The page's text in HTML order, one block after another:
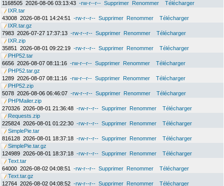
1168505 2026-08-06 03:13:43 -rw-r--r-- Supprimer Renommer
Télécharger
IXR.tar
43008 2026-08-01 14:24:51 -rw-r--r-- Supprimer Renommer
Télécharger
IXR.tar.gz
7983 2026-07-27 17:37:13 -rw-r--r-- Supprimer Renommer
Télécharger
IXR.zip
35851
2026-08-01 09:22:19 -rw-r--r-- Supprimer Renommer
Télécharger
PHP52.tar
6656 2026-08-07 08:11:16 -rw-r--r-- Supprimer Renommer
Télécharger
PHP52.tar.gz
1289 2026-08-07 08:11:16 -rw-r--r-- Supprimer Renommer
Télécharger
PHP52.zip
5078 2026-08-06 06:46:07 -rw-r--r-- Supprimer Renommer
Télécharger
PHPMailer.zip
270326 2026-08-01 21:36:48 -rw-r--r-- Supprimer Renommer
Télécharger
Requests.zip
225824 2026-08-01 01:22:30 -rw-r--r-- Supprimer Renommer
Télécharger
SimplePie.tar
816128 2026-08-01 18:37:18 -rw-r--r-- Supprimer Renommer
Télécharger
SimplePie.tar.gz
124989 2026-08-01 18:37:18 -rw-r--r-- Supprimer Renommer
Télécharger
Text.tar
64000 2026-08-02 04:08:51 -rw-r--r-- Supprimer Renommer
Télécharger
Text.tar.gz
12764 2026-08-02 04:08:52 -rw-r--r-- Supprimer Renommer
Télécharger